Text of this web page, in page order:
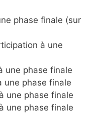
phase finale (sur
à une
une phase finale
une phase finale
une phase finale
une phase finale